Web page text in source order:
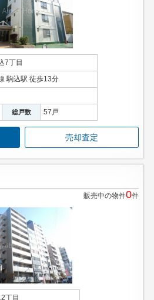
7丁目
駒込駅 徒歩13分
総戸数 57戸
売却査定
販売中の物件0件
丁目